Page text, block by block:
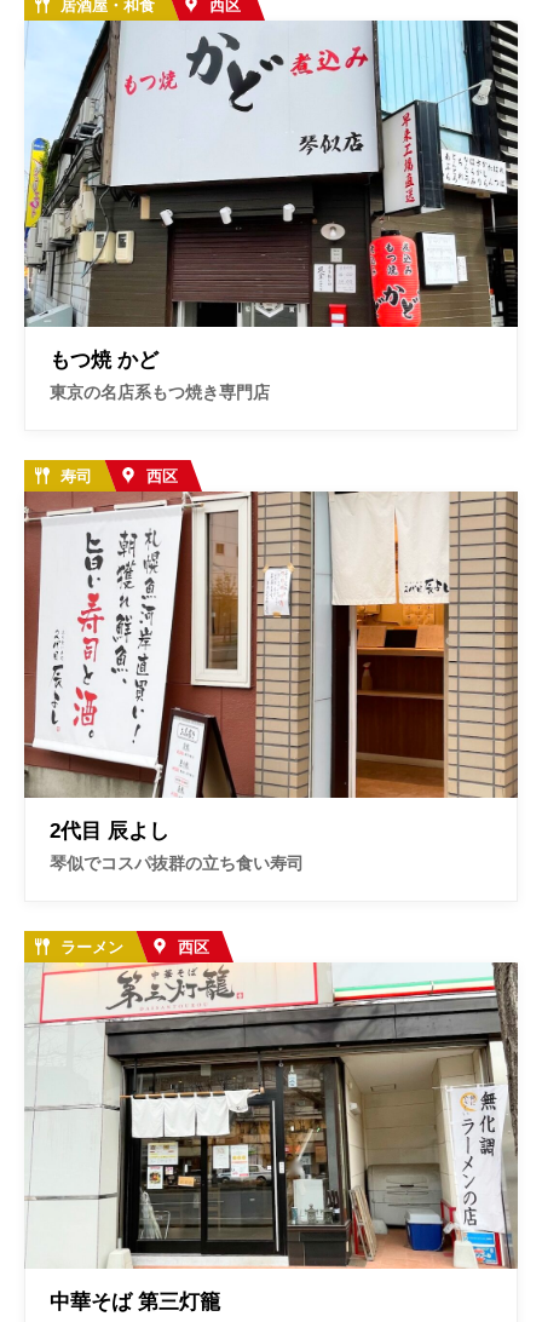
居酒屋・和食 西区
もつ焼 かど
東京の名店系もつ焼き専門店
寿司 西区
2代目 辰よし
琴似でコスパ抜群の立ち食い寿司
ラーメン 西区
中華そば 第三灯籠